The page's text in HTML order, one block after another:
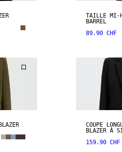
TAILLE MI-
BARREL
89.90 CHF
COUPE
BLAZER À
159.90 CHF